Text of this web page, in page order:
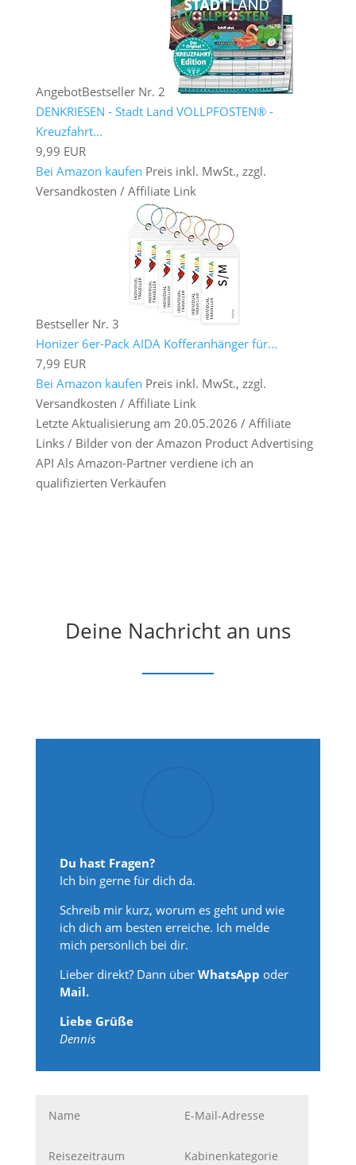
AngebotBestseller Nr. 2
DENKRIESEN - Stadt Land VOLLPFOSTEN® -
Kreuzfahrt...
9,99 EUR
Bei Amazon kaufen Preis inkl. MwSt., zzgl.
Versandkosten / Affiliate Link
Bestseller Nr. 3
Honizer 6er-Pack AIDA Kofferanhänger für...
7,99 EUR
Bei Amazon kaufen Preis inkl. MwSt., zzgl.
Versandkosten / Affiliate Link
Letzte Aktualisierung am 20.05.2026 / Affiliate
Links / Bilder von der Amazon Product Advertising
API Als Amazon-Partner verdiene ich an
qualifizierten Verkäufen
Deine Nachricht an uns
Du hast Fragen?
Ich bin gerne für dich da.
Schreib mir kurz, worum es geht und wie
ich dich am besten erreiche. Ich melde
mich persönlich bei dir.
Lieber direkt? Dann überWhatsApp oder
Mail.
Liebe Grüße
Dennis